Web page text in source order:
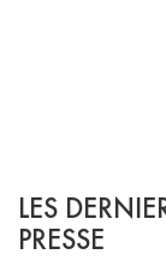
LES
PRESSE